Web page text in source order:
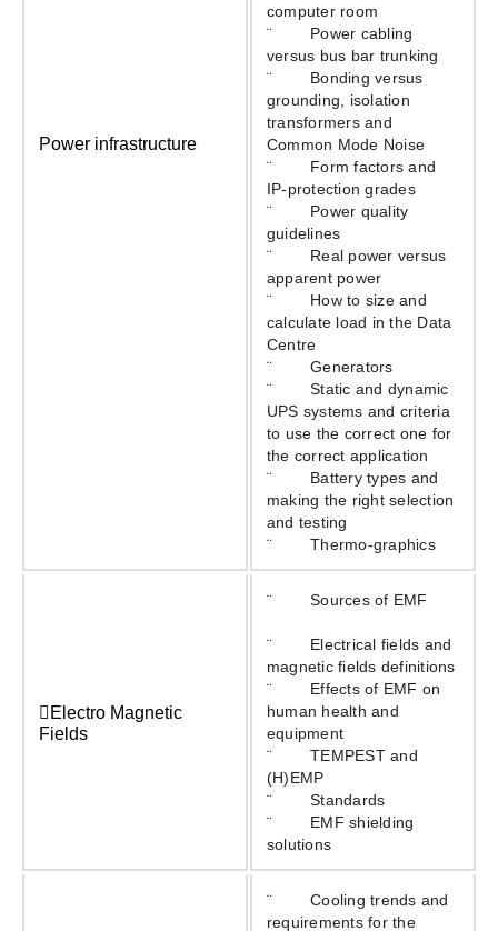
Power infrastructure
computer room
¨ Power cabling
versus bus bar trunking
¨ Bonding versus
grounding, isolation
transformers and
Common Mode Noise
¨ Form factors and
IP-protection grades
¨ Power quality
guidelines
¨ Real power versus
apparent power
¨ How to size and
calculate load in the Data
Centre
¨ Generators
¨ Static and dynamic
UPS systems and criteria
to use the correct one for
the correct application
¨ Battery types and
making the right selection
and testing
¨ Thermo-graphics
Electro Magnetic
Fields
¨ Sources of EMF
¨ Electrical fields and
magnetic fields definitions
¨ E­ffects of EMF on
human health and
equipment
¨ TEMPEST and
(H)EMP
¨ Standards
¨ EMF shielding
solutions
¨ Cooling trends and
requirements for the